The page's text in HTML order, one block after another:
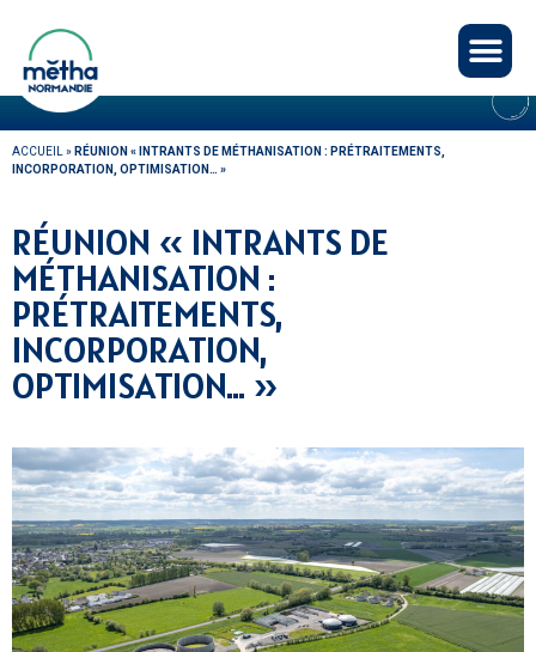
ACCUEIL» RÉUNION « INTRANTS DE MÉTHANISATION : PRÉTRAITEMENTS,
INCORPORATION, OPTIMISATION… »
RÉUNION « INTRANTS DE
MÉTHANISATION :
PRÉTRAITEMENTS,
INCORPORATION,
OPTIMISATION… »